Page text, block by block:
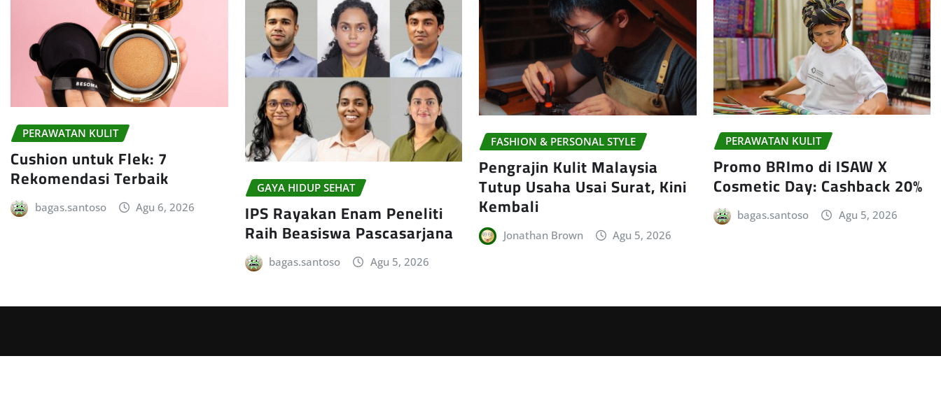
PERAWATAN KULIT
Cushion untuk Flek: 7
Rekomendasi Terbaik
bagas.santoso Agu 6, 2026
GAYA HIDUP SEHAT
IPS Rayakan Enam Peneliti
Raih Beasiswa Pascasarjana
bagas.santoso Agu 5, 2026
FASHION & PERSONAL STYLE
Pengrajin Kulit Malaysia
Tutup Usaha Usai Surat, Kini
Kembali
Jonathan Brown Agu 5, 2026
PERAWATAN KULIT
Promo BRImo di ISAW X
Cosmetic Day: Cashback 20%
bagas.santoso Agu 5, 2026